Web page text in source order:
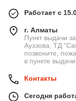
Работает с
г. Алматы
Пункт выдачи
Ауэзова, ТД
позвоните,
в пункте
Контакты
Сегодня